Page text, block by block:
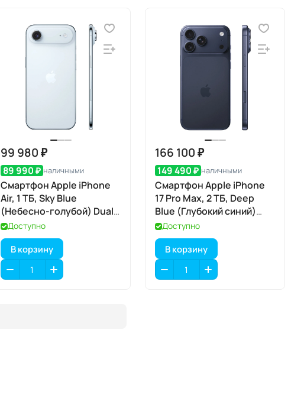
99 980 ₽
89 990 ₽ наличными
Смартфон Apple iPhone
Air, 1 ТБ, Sky Blue
(Небесно-голубой) Dual
eSIM
Доступно
В корзину
166 100 ₽
149 490 ₽ наличными
Смартфон Apple iPhone
17 Pro Max, 2 ТБ, Deep
Blue (Глубокий синий)
Dual eSIM
Доступно
В корзину